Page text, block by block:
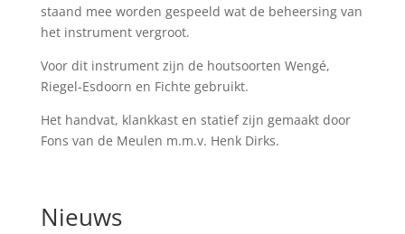
staand mee worden gespeeld wat de beheersing van
het instrument vergroot.
Voor dit instrument zijn de houtsoorten Wengé,
Riegel-Esdoorn en Fichte gebruikt.
Het handvat, klankkast en statief zijn gemaakt door
Fons van de Meulen m.m.v. Henk Dirks.
Nieuws